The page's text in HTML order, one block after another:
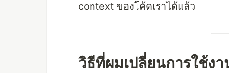
context ของโค้ดเราได้แล้ว
วิธีที่ผมเปลี่ยนการใช้ง